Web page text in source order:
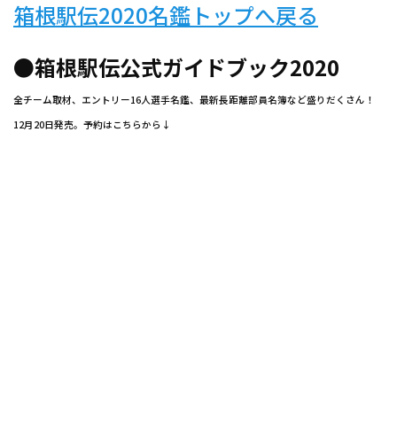
箱根駅伝2020名鑑トップへ戻る
●箱根駅伝公式ガイドブック2020
全チーム取材、エントリー16人選手名鑑、最新長距離部員名簿など盛りだくさん！
12月20日発売。予約はこちらから↓